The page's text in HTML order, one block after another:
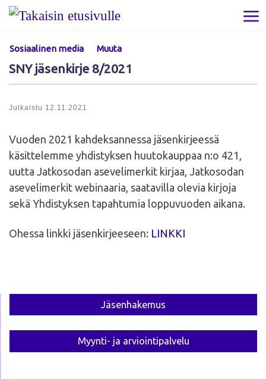
Skip to content
Sosiaalinen media Muuta
SNY jäsenkirje 8/2021
Julkaistu 12.11.2021
Vuoden 2021 kahdeksannessa jäsenkirjeessä
käsittelemme yhdistyksen huutokauppaa n:o 421,
uutta Jatkosodan asevelimerkit kirjaa, Jatkosodan
asevelimerkit webinaaria, saatavilla olevia kirjoja
sekä Yhdistyksen tapahtumia loppuvuoden aikana.
Ohessa linkki jäsenkirjeeseen: LINKKI
Jäsen­hakemus
Myynti- ja arviointi­palvelu